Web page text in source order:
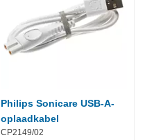
Philips Sonicare USB-A-
oplaadkabel
CP2149/02